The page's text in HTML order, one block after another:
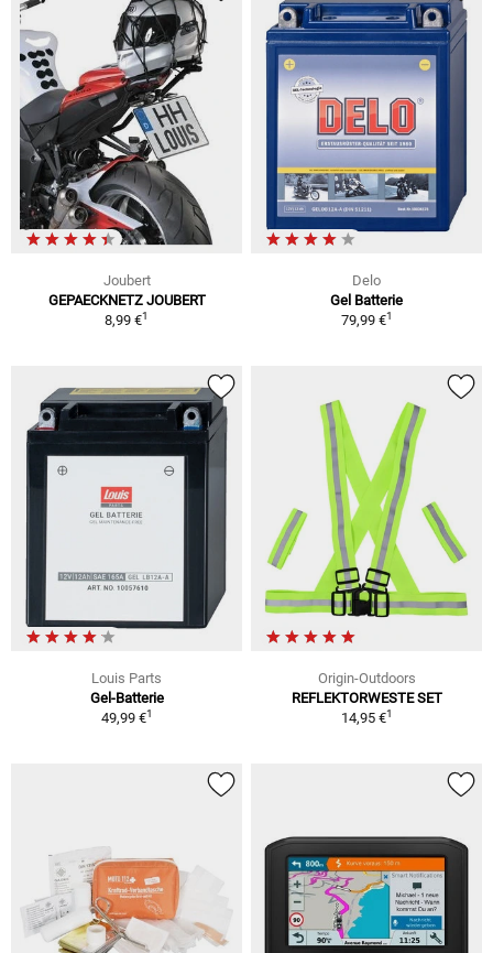
Joubert
GEPAECKNETZ JOUBERT
8,99 €1
Delo
Gel Batterie
79,99 €1
Louis Parts
Gel-Batterie
49,99 €1
Origin-Outdoors
REFLEKTORWESTE SET
14,95 €1